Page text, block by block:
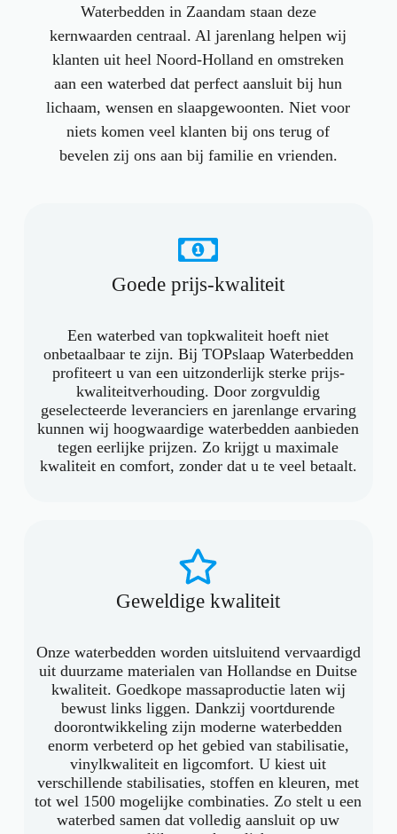
Waterbedden in Zaandam staan deze
kernwaarden centraal. Al jarenlang helpen wij
klanten uit heel Noord-Holland en omstreken
aan een waterbed dat perfect aansluit bij hun
lichaam, wensen en slaapgewoonten. Niet voor
niets komen veel klanten bij ons terug of
bevelen zij ons aan bij familie en vrienden.
Goede prijs-kwaliteit
Een waterbed van topkwaliteit hoeft niet
onbetaalbaar te zijn. Bij TOPslaap Waterbedden
profiteert u van een uitzonderlijk sterke prijs-
kwaliteitverhouding. Door zorgvuldig
geselecteerde leveranciers en jarenlange ervaring
kunnen wij hoogwaardige waterbedden aanbieden
tegen eerlijke prijzen. Zo krijgt u maximale
kwaliteit en comfort, zonder dat u te veel betaalt.
Geweldige kwaliteit
Onze waterbedden worden uitsluitend vervaardigd
uit duurzame materialen van Hollandse en Duitse
kwaliteit. Goedkope massaproductie laten wij
bewust links liggen. Dankzij voortdurende
doorontwikkeling zijn moderne waterbedden
enorm verbeterd op het gebied van stabilisatie,
vinylkwaliteit en ligcomfort. U kiest uit
verschillende stabilisaties, stoffen en kleuren, met
tot wel 1500 mogelijke combinaties. Zo stelt u een
waterbed samen dat volledig aansluit op uw